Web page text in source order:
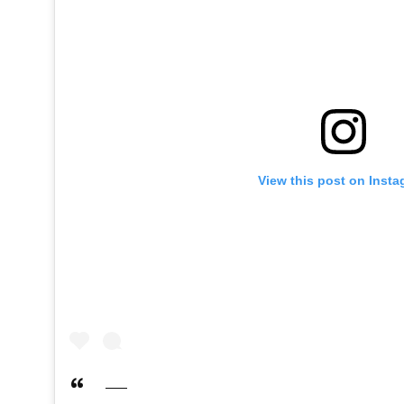
View this post on